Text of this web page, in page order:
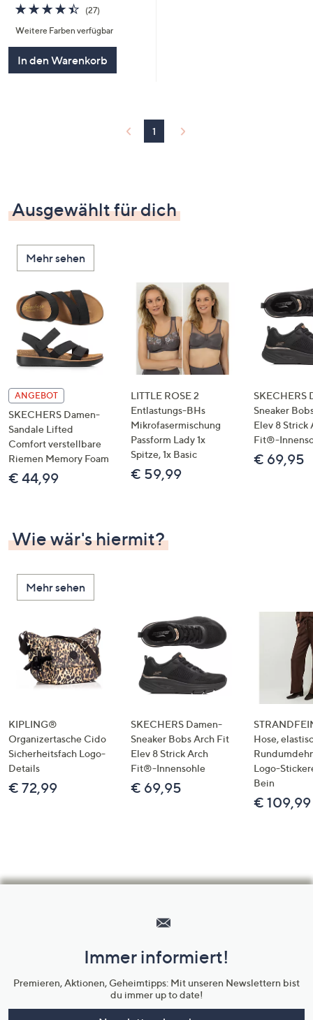
4.4
von
5
(27)27
Weitere Farben verfügbar
In den Warenkorb
1
Ausgewählt für dich
Mehr sehen
ANGEBOT
SKECHERS Damen-
Sandale Lifted
Comfort verstellbare
Riemen Memory Foam
€ 44,99
LITTLE ROSE 2
Entlastungs-BHs
Mikrofasermischung
Passform Lady 1x
Spitze, 1x Basic
€ 59,99
SKECHERS
Sneaker
Elev 8 Strick
Fit®-
€ 69,95
Wie wär's hiermit?
Mehr sehen
KIPLING®
Organizertasche Cido
Sicherheitsfach Logo-
Details
€ 72,99
SKECHERS Damen-
Sneaker Bobs Arch Fit
Elev 8 Strick Arch
Fit®-Innensohle
€ 69,95
Hose,
Logo-
Bein
€ 109,99
Unternehmensinformationen
Immer informiert!
Premieren, Aktionen, Geheimtipps: Mit unseren Newslettern bist
du immer up to date!